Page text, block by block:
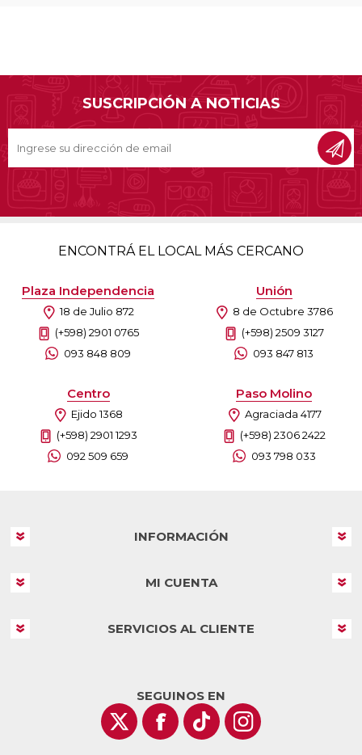
SUSCRIPCIÓN A NOTICIAS
ENCONTRÁ EL LOCAL MÁS CERCANO
Plaza Independencia
18 de Julio 872
(+598) 2901 0765
093 848 809
Unión
8 de Octubre 3786
(+598) 2509 3127
093 847 813
Centro
Ejido 1368
(+598) 2901 1293
092 509 659
Paso Molino
Agraciada 4177
(+598) 2306 2422
093 798 033
INFORMACIÓN
MI CUENTA
SERVICIOS AL CLIENTE
SEGUINOS EN